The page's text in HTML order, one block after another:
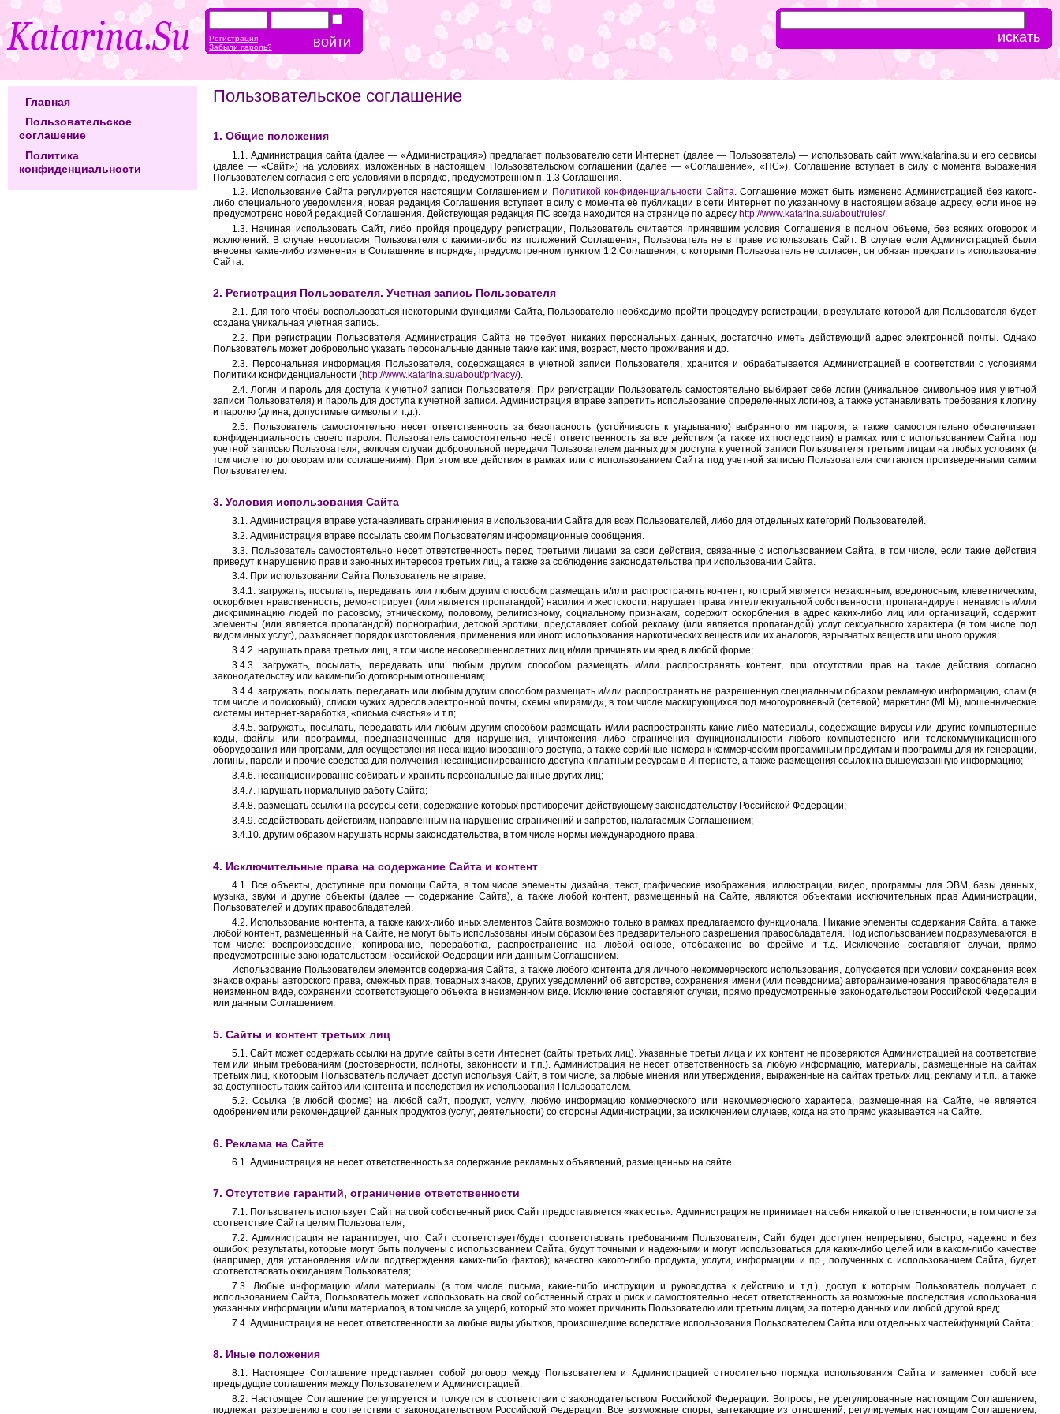
Пользовательское соглашение
1. Общие положения
1.1. Администрация сайта (далее — «Администрация») предлагает пользователю сети Интернет (далее — Пользователь) — использовать сайт www.katarina.su и его сервисы
(далее — «Сайт») на условиях, изложенных в настоящем Пользовательском соглашении (далее — «Соглашение», «ПС»). Соглашение вступает в силу с момента выражения
Пользователем согласия с его условиями в порядке, предусмотренном п. 1.3 Соглашения.
1.2. Использование Сайта регулируется настоящим Соглашением и Политикой конфиденциальности Сайта. Соглашение может быть изменено Администрацией без какого-
либо специального уведомления, новая редакция Соглашения вступает в силу с момента её публикации в сети Интернет по указанному в настоящем абзаце адресу, если иное не
предусмотрено новой редакцией Соглашения. Действующая редакция ПС всегда находится на странице по адресу http://www.katarina.su/about/rules/.
1.3. Начиная использовать Сайт, либо пройдя процедуру регистрации, Пользователь считается принявшим условия Соглашения в полном объеме, без всяких оговорок и
исключений. В случае несогласия Пользователя с какими-либо из положений Соглашения, Пользователь не в праве использовать Сайт. В случае если Администрацией были
внесены какие-либо изменения в Соглашение в порядке, предусмотренном пунктом 1.2 Соглашения, с которыми Пользователь не согласен, он обязан прекратить использование
Сайта.
2. Регистрация Пользователя. Учетная запись Пользователя
2.1. Для того чтобы воспользоваться некоторыми функциями Сайта, Пользователю необходимо пройти процедуру регистрации, в результате которой для Пользователя будет
создана уникальная учетная запись.
2.2. При регистрации Пользователя Администрация Сайта не требует никаких персональных данных, достаточно иметь действующий адрес электронной почты. Однако
Пользователь может добровольно указать персональные данные такие как: имя, возраст, место проживания и др.
2.3. Персональная информация Пользователя, содержащаяся в учетной записи Пользователя, хранится и обрабатывается Администрацией в соответствии с условиями
Политики конфиденциальности (http://www.katarina.su/about/privacy/).
2.4. Логин и пароль для доступа к учетной записи Пользователя. При регистрации Пользователь самостоятельно выбирает себе логин (уникальное символьное имя учетной
записи Пользователя) и пароль для доступа к учетной записи. Администрация вправе запретить использование определенных логинов, а также устанавливать требования к логину
и паролю (длина, допустимые символы и т.д.).
2.5. Пользователь самостоятельно несет ответственность за безопасность (устойчивость к угадыванию) выбранного им пароля, а также самостоятельно обеспечивает
конфиденциальность своего пароля. Пользователь самостоятельно несёт ответственность за все действия (а также их последствия) в рамках или с использованием Сайта под
учетной записью Пользователя, включая случаи добровольной передачи Пользователем данных для доступа к учетной записи Пользователя третьим лицам на любых условиях (в
том числе по договорам или соглашениям). При этом все действия в рамках или с использованием Сайта под учетной записью Пользователя считаются произведенными самим
Пользователем.
3. Условия использования Сайта
3.1. Администрация вправе устанавливать ограничения в использовании Сайта для всех Пользователей, либо для отдельных категорий Пользователей.
3.2. Администрация вправе посылать своим Пользователям информационные сообщения.
3.3. Пользователь самостоятельно несет ответственность перед третьими лицами за свои действия, связанные с использованием Сайта, в том числе, если такие действия
приведут к нарушению прав и законных интересов третьих лиц, а также за соблюдение законодательства при использовании Сайта.
3.4. При использовании Сайта Пользователь не вправе:
3.4.1. загружать, посылать, передавать или любым другим способом размещать и/или распространять контент, который является незаконным, вредоносным, клеветническим,
оскорбляет нравственность, демонстрирует (или является пропагандой) насилия и жестокости, нарушает права интеллектуальной собственности, пропагандирует ненависть и/или
дискриминацию людей по расовому, этническому, половому, религиозному, социальному признакам, содержит оскорбления в адрес каких-либо лиц или организаций, содержит
элементы (или является пропагандой) порнографии, детской эротики, представляет собой рекламу (или является пропагандой) услуг сексуального характера (в том числе под
видом иных услуг), разъясняет порядок изготовления, применения или иного использования наркотических веществ или их аналогов, взрывчатых веществ или иного оружия;
3.4.2. нарушать права третьих лиц, в том числе несовершеннолетних лиц и/или причинять им вред в любой форме;
3.4.3. загружать, посылать, передавать или любым другим способом размещать и/или распространять контент, при отсутствии прав на такие действия согласно
законодательству или каким-либо договорным отношениям;
3.4.4. загружать, посылать, передавать или любым другим способом размещать и/или распространять не разрешенную специальным образом рекламную информацию, спам (в
том числе и поисковый), списки чужих адресов электронной почты, схемы «пирамид», в том числе маскирующихся под многоуровневый (сетевой) маркетинг (MLM), мошеннические
системы интернет-заработка, «письма счастья» и т.п;
3.4.5. загружать, посылать, передавать или любым другим способом размещать и/или распространять какие-либо материалы, содержащие вирусы или другие компьютерные
коды, файлы или программы, предназначенные для нарушения, уничтожения либо ограничения функциональности любого компьютерного или телекоммуникационного
оборудования или программ, для осуществления несанкционированного доступа, а также серийные номера к коммерческим программным продуктам и программы для их генерации,
логины, пароли и прочие средства для получения несанкционированного доступа к платным ресурсам в Интернете, а также размещения ссылок на вышеуказанную информацию;
3.4.6. несанкционированно собирать и хранить персональные данные других лиц;
3.4.7. нарушать нормальную работу Сайта;
3.4.8. размещать ссылки на ресурсы сети, содержание которых противоречит действующему законодательству Российской Федерации;
3.4.9. содействовать действиям, направленным на нарушение ограничений и запретов, налагаемых Соглашением;
3.4.10. другим образом нарушать нормы законодательства, в том числе нормы международного права.
4. Исключительные права на содержание Сайта и контент
4.1. Все объекты, доступные при помощи Сайта, в том числе элементы дизайна, текст, графические изображения, иллюстрации, видео, программы для ЭВМ, базы данных,
музыка, звуки и другие объекты (далее — содержание Сайта), а также любой контент, размещенный на Сайте, являются объектами исключительных прав Администрации,
Пользователей и других правообладателей.
4.2. Использование контента, а также каких-либо иных элементов Сайта возможно только в рамках предлагаемого функционала. Никакие элементы содержания Сайта, а также
любой контент, размещенный на Сайте, не могут быть использованы иным образом без предварительного разрешения правообладателя. Под использованием подразумеваются, в
том числе: воспроизведение, копирование, переработка, распространение на любой основе, отображение во фрейме и т.д. Исключение составляют случаи, прямо
предусмотренные законодательством Российской Федерации или данным Соглашением.
Использование Пользователем элементов содержания Сайта, а также любого контента для личного некоммерческого использования, допускается при условии сохранения всех
знаков охраны авторского права, смежных прав, товарных знаков, других уведомлений об авторстве, сохранения имени (или псевдонима) автора/наименования правообладателя в
неизменном виде, сохранении соответствующего объекта в неизменном виде. Исключение составляют случаи, прямо предусмотренные законодательством Российской Федерации
или данным Соглашением.
5. Сайты и контент третьих лиц
5.1. Сайт может содержать ссылки на другие сайты в сети Интернет (сайты третьих лиц). Указанные третьи лица и их контент не проверяются Администрацией на соответствие
тем или иным требованиям (достоверности, полноты, законности и т.п.). Администрация не несет ответственность за любую информацию, материалы, размещенные на сайтах
третьих лиц, к которым Пользователь получает доступ используя Сайт, в том числе, за любые мнения или утверждения, выраженные на сайтах третьих лиц, рекламу и т.п., а также
за доступность таких сайтов или контента и последствия их использования Пользователем.
5.2. Ссылка (в любой форме) на любой сайт, продукт, услугу, любую информацию коммерческого или некоммерческого характера, размещенная на Сайте, не является
одобрением или рекомендацией данных продуктов (услуг, деятельности) со стороны Администрации, за исключением случаев, когда на это прямо указывается на Сайте.
6. Реклама на Сайте
6.1. Администрация не несет ответственность за содержание рекламных объявлений, размещенных на сайте.
7. Отсутствие гарантий, ограничение ответственности
7.1. Пользователь использует Сайт на свой собственный риск. Сайт предоставляется «как есть». Администрация не принимает на себя никакой ответственности, в том числе за
соответствие Сайта целям Пользователя;
7.2. Администрация не гарантирует, что: Сайт соответствует/будет соответствовать требованиям Пользователя; Сайт будет доступен непрерывно, быстро, надежно и без
ошибок; результаты, которые могут быть получены с использованием Сайта, будут точными и надежными и могут использоваться для каких-либо целей или в каком-либо качестве
(например, для установления и/или подтверждения каких-либо фактов); качество какого-либо продукта, услуги, информации и пр., полученных с использованием Сайта, будет
соответствовать ожиданиям Пользователя;
7.3. Любые информацию и/или материалы (в том числе письма, какие-либо инструкции и руководства к действию и т.д.), доступ к которым Пользователь получает с
использованием Сайта, Пользователь может использовать на свой собственный страх и риск и самостоятельно несет ответственность за возможные последствия использования
указанных информации и/или материалов, в том числе за ущерб, который это может причинить Пользователю или третьим лицам, за потерю данных или любой другой вред;
7.4. Администрация не несет ответственности за любые виды убытков, произошедшие вследствие использования Пользователем Сайта или отдельных частей/функций Сайта;
8. Иные положения
8.1. Настоящее Соглашение представляет собой договор между Пользователем и Администрацией относительно порядка использования Сайта и заменяет собой все
предыдущие соглашения между Пользователем и Администрацией.
8.2. Настоящее Соглашение регулируется и толкуется в соответствии с законодательством Российской Федерации. Вопросы, не урегулированные настоящим Соглашением,
подлежат разрешению в соответствии с законодательством Российской Федерации. Все возможные споры, вытекающие из отношений, регулируемых настоящим Соглашением,
Главная
Пользовательское
соглашение
Политика
конфиденциальности
Регистрация
Забыли пароль?